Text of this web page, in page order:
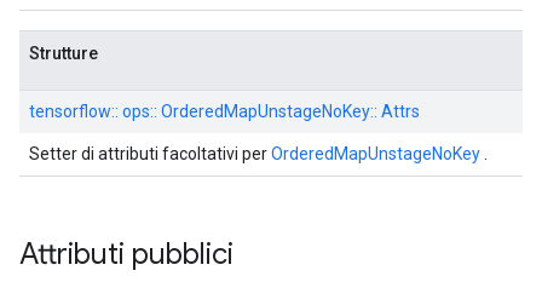
Strutture
tensorflow:: ops:: OrderedMapUnstageNoKey:: Attrs
Setter di attributi facoltativi perOrderedMapUnstageNoKey
Attributi pubblici